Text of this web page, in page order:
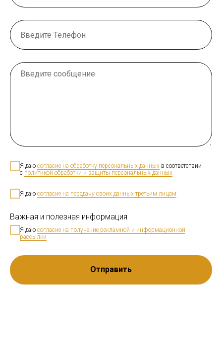
Я даю согласие на обработку персональных данных в соответствии
с политикой обработки и защиты персональных данных
Я даю согласие на передачу своих данных третьим лицам
Важная и полезная информация
Я даю согласие на получение рекламной и информационной
рассылки
Отправить